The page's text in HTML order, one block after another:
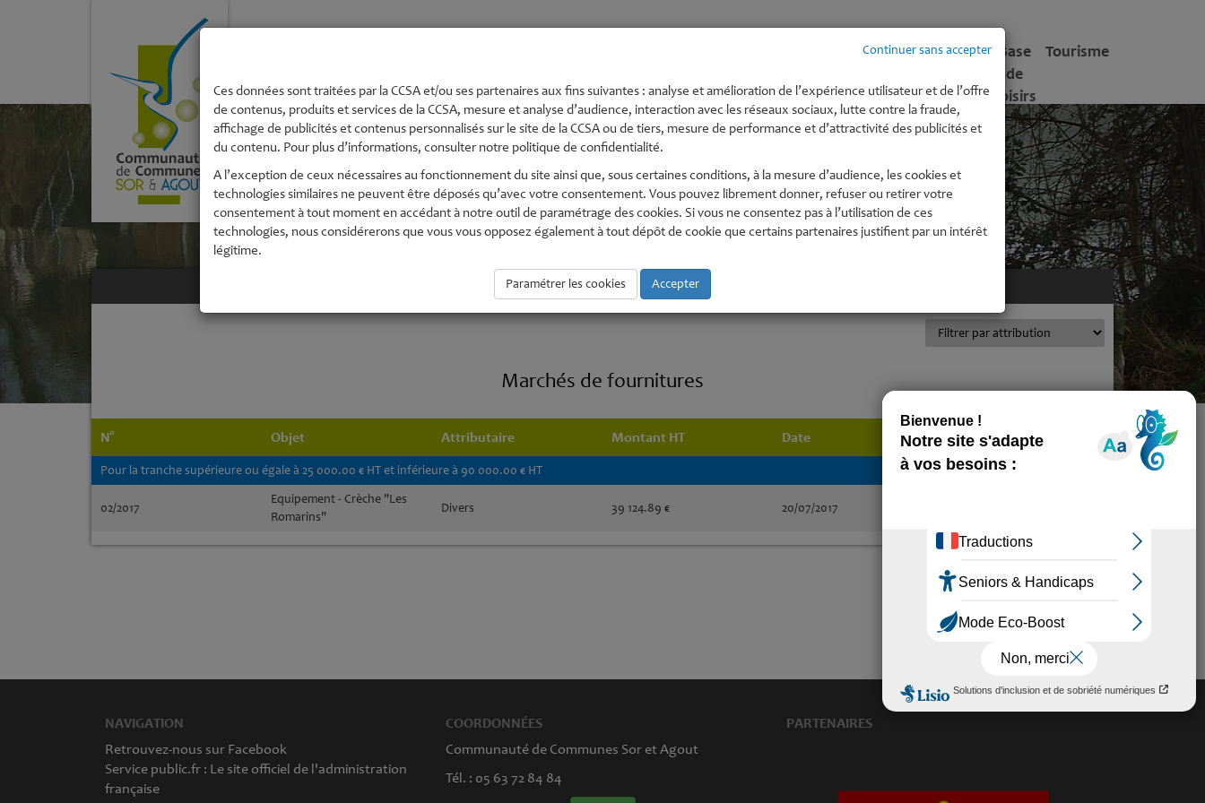
Enfance -
Culture
Base
de
Loisirs
Tourisme
Marchés Publics
Marchés de fournitures
N° Objet Attributaire Montant HT Date Détails
Pour la tranche supérieure ou égale à 25 000.00 € HT et inférieure à 90 000.00 € HT
02/2017
Equipement - Crèche "Les
Romarins"
Divers 39 124.89 € 20/07/2017
NAVIGATION
Retrouvez-nous sur Facebook
Service public.fr : Le site officiel de l'administration
française
COORDONNÉES
Communauté de Communes Sor et Agout
Tél. : 05 63 72 84 84
PARTENAIRES
Continuer sans accepter
Ces données sont traitées par la CCSA et/ou ses partenaires aux fins suivantes : analyse et amélioration de l’expérience utilisateur et de l’offre
de contenus, produits et services de la CCSA, mesure et analyse d’audience, interaction avec les réseaux sociaux, lutte contre la fraude,
affichage de publicités et contenus personnalisés sur le site de la CCSA ou de tiers, mesure de performance et d’attractivité des publicités et
du contenu. Pour plus d’informations, consulter notre politique de confidentialité.
A l’exception de ceux nécessaires au fonctionnement du site ainsi que, sous certaines conditions, à la mesure d’audience, les cookies et
technologies similaires ne peuvent être déposés qu’avec votre consentement. Vous pouvez librement donner, refuser ou retirer votre
consentement à tout moment en accédant à notre outil de paramétrage des cookies. Si vous ne consentez pas à l’utilisation de ces
technologies, nous considérerons que vous vous opposez également à tout dépôt de cookie que certains partenaires justifient par un intérêt
légitime.
Paramétrer les cookies Accepter